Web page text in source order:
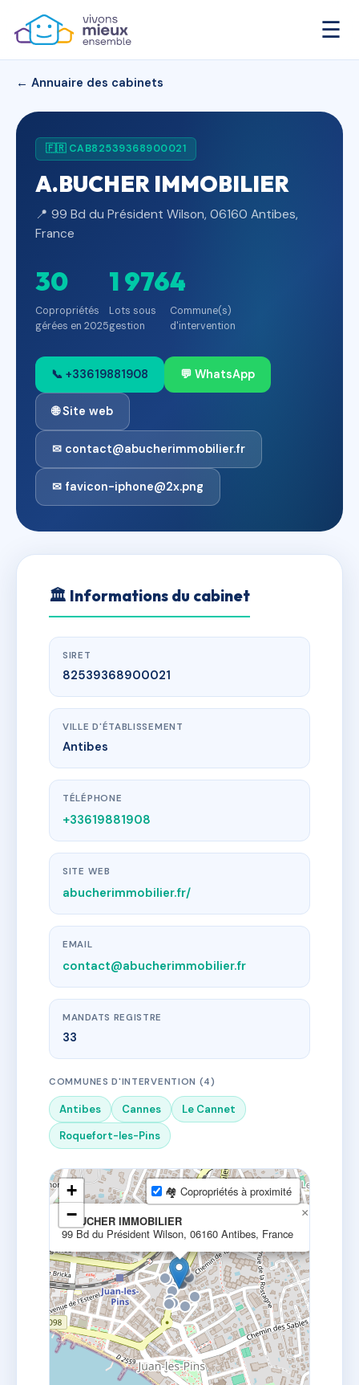
☰
← Annuaire des cabinets
🇫🇷 CAB82539368900021
A.BUCHER IMMOBILIER
📍 99 Bd du Président Wilson, 06160 Antibes,
France
30
Copropriétés
gérées en 2025
1 976
Lots sous
gestion
4
Commune(s)
d'intervention
📞 +33619881908 💬 WhatsApp
🌐 Site web
✉ contact@abucherimmobilier.fr
✉ favicon-iphone@2x.png
🏛 Informations du cabinet
SIRET
82539368900021
VILLE D'ÉTABLISSEMENT
Antibes
TÉLÉPHONE
+33619881908
SITE WEB
abucherimmobilier.fr/
EMAIL
contact@abucherimmobilier.fr
MANDATS REGISTRE
33
COMMUNES D'INTERVENTION (4)
Antibes Cannes
Le Cannet
Roquefort-les-Pins
A.BUCHER IMMOBILIER
99 Bd du Président Wilson, 06160 Antibes, France
×
+
−
🏘 Copropriétés à proximité